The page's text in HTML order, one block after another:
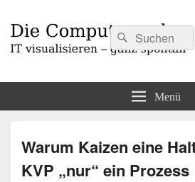
Suchen
nach:
Suchen
Menü
Warum Kaizen eine
KVP „nur“ ein Prozess